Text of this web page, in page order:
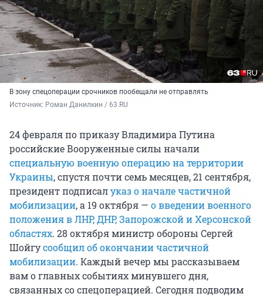
В зону спецоперации срочников пообещали не отправлять
Источник: Роман Данилкин / 63.RU
24 февраля по приказу Владимира Путина
российские Вооруженные силы начали
специальную военную операцию на территории
Украины, спустя почти семь месяцев, 21 сентября,
президент подписалуказ о начале частичной
мобилизации, а 19 октября — о введении военного
положения в ЛНР, ДНР, Запорожской и Херсонской
областях. 28 октября министр обороны Сергей
Шойгусообщил об окончании частичной
мобилизации. Каждый вечер мы рассказываем
вам о главных событиях минувшего дня,
связанных со спецоперацией. Сегодня подводим